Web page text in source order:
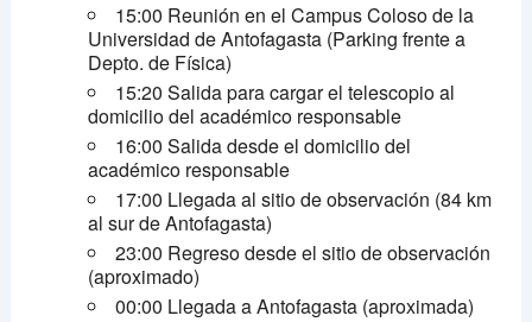
15:00 Reunión en el Campus Coloso de la
Universidad de Antofagasta (Parking frente a
Depto. de Física)
15:20 Salida para cargar el telescopio al
domicilio del académico responsable
16:00 Salida desde el domicilio del
académico responsable
17:00 Llegada al sitio de observación (84 km
al sur de Antofagasta)
23:00 Regreso desde el sitio de observación
(aproximado)
00:00 Llegada a Antofagasta (aproximada)